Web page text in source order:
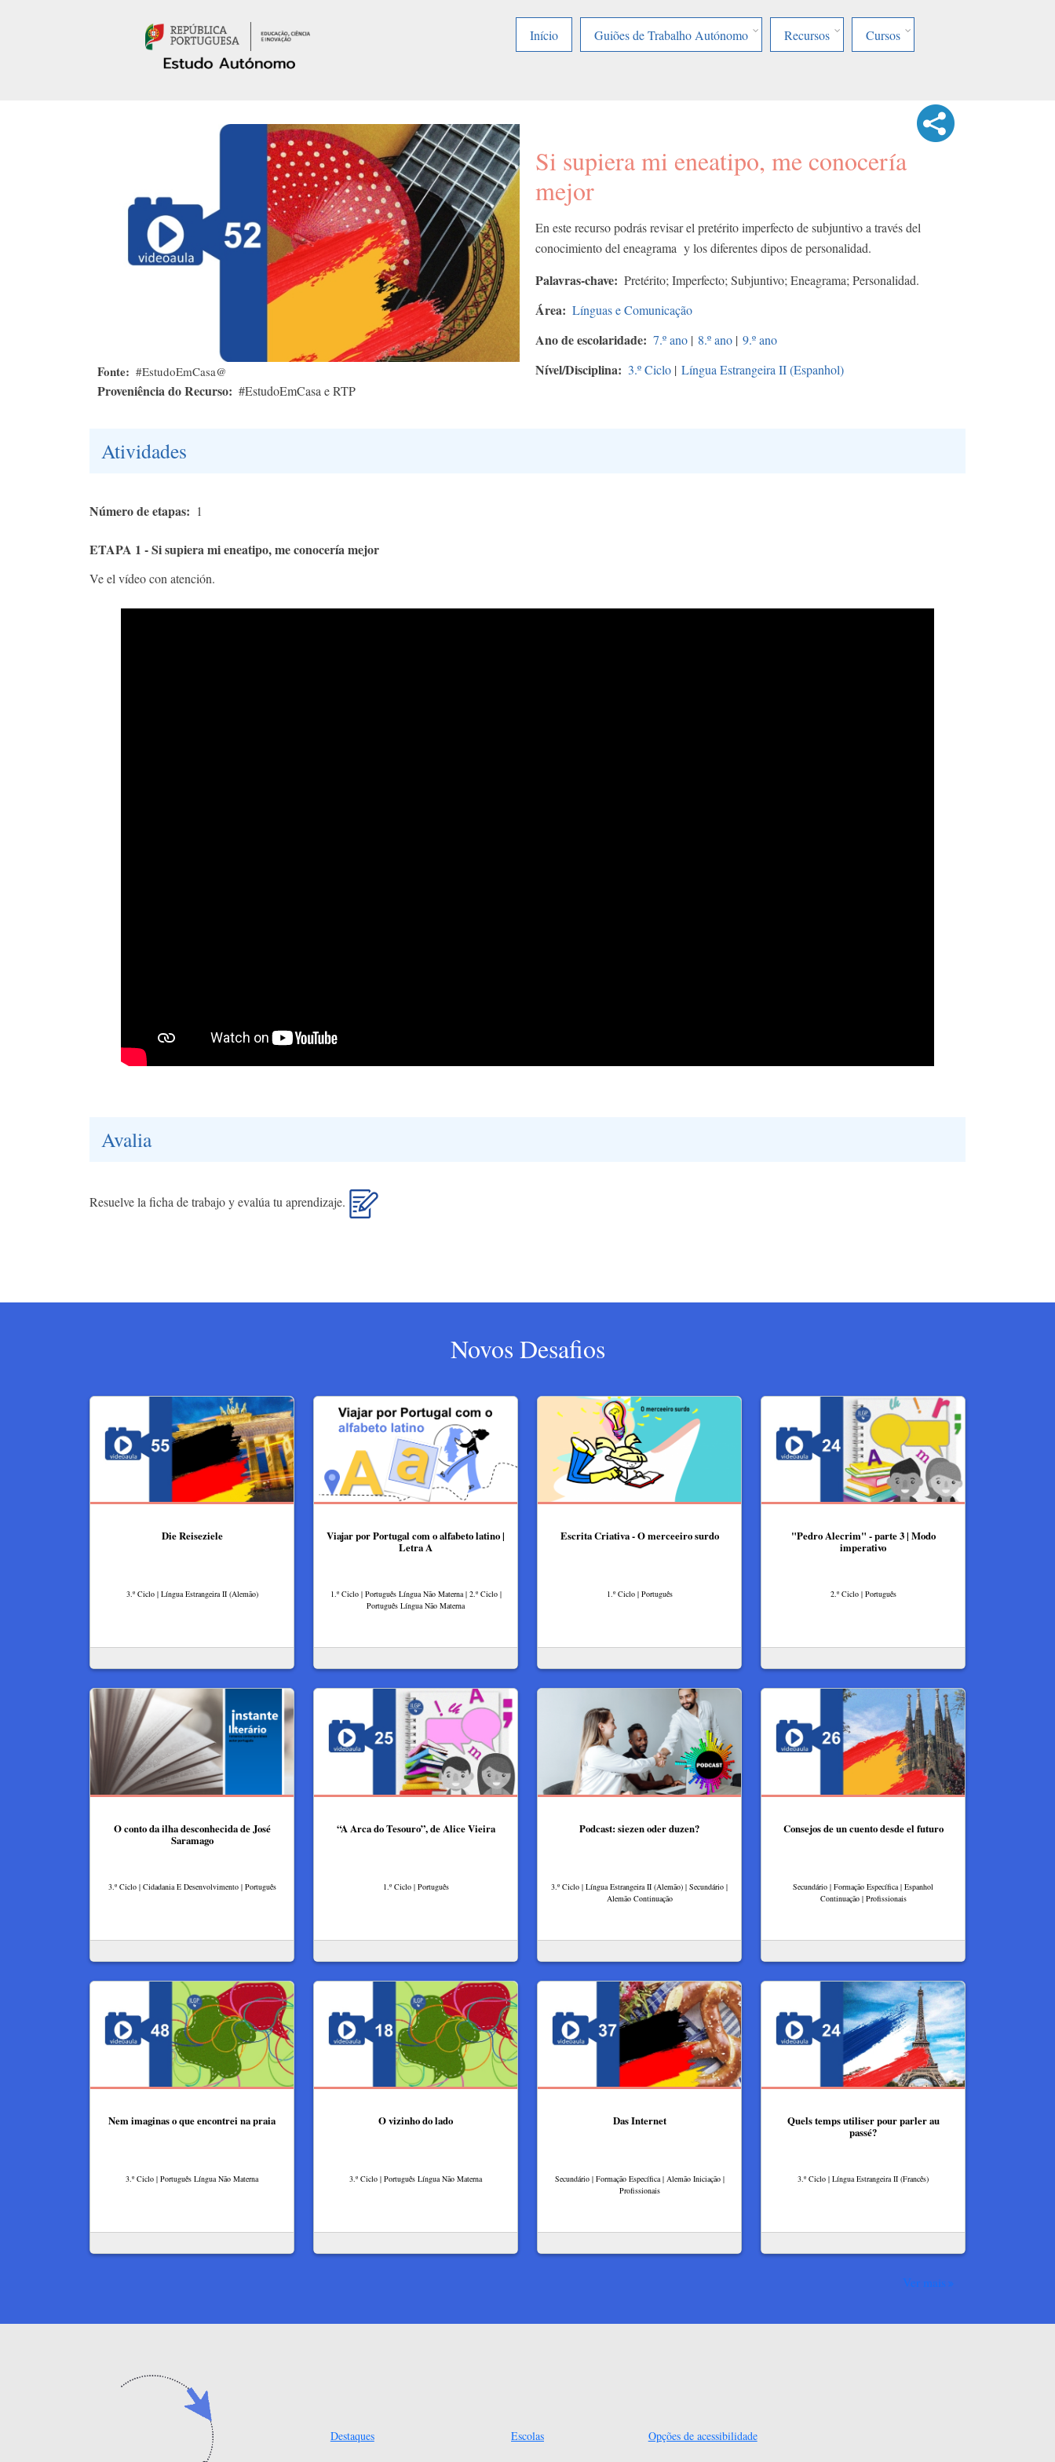
Início
Guiões de Trabalho Autónomo Recursos Cursos
Fonte #EstudoEmCasa@
Proveniência do Recurso #EstudoEmCasa e RTP
Si supiera mi eneatipo, me conocería
mejor
En este recurso podrás revisar el pretérito imperfecto de subjuntivo a través del
conocimiento del eneagrama y los diferentes dipos de personalidad.
Palavras-chave Pretérito; Imperfecto; Subjuntivo; Eneagrama; Personalidad.
Área Línguas e Comunicação
Ano de escolaridade 7.º ano | 8.º ano | 9.º ano
Nível/Disciplina 3.º Ciclo | Língua Estrangeira II (Espanhol)
Atividades
Número de etapas 1
ETAPA 1 - Si supiera mi eneatipo, me conocería mejor
Ve el vídeo con atención.
Avalia
Resuelve la ficha de trabajo y evalúa tu aprendizaje.
Novos Desafios
Die Reiseziele
3.º Ciclo | Língua Estrangeira II (Alemão)
Viajar por Portugal com o alfabeto latino |
Letra A
1.º Ciclo | Português Língua Não Materna | 2.º Ciclo |
Português Língua Não Materna
Escrita Criativa - O merceeiro surdo
1.º Ciclo | Português
"Pedro Alecrim" - parte 3 | Modo
imperativo
2.º Ciclo | Português
O conto da ilha desconhecida de José
Saramago
3.º Ciclo | Cidadania E Desenvolvimento | Português
“A Arca do Tesouro”, de Alice Vieira
1.º Ciclo | Português
Podcast: siezen oder duzen?
3.º Ciclo | Língua Estrangeira II (Alemão) | Secundário |
Alemão Continuação
Consejos de un cuento desde el futuro
Secundário | Formação Específica | Espanhol
Continuação | Profissionais
Nem imaginas o que encontrei na praia
3.º Ciclo | Português Língua Não Materna
O vizinho do lado
3.º Ciclo | Português Língua Não Materna
Das Internet
Secundário | Formação Específica | Alemão Iniciação |
Profissionais
Quels temps utiliser pour parler au
passé?
3.º Ciclo | Língua Estrangeira II (Francês)
Ver mais
Destaques
Escolas
Opções de acessibilidade